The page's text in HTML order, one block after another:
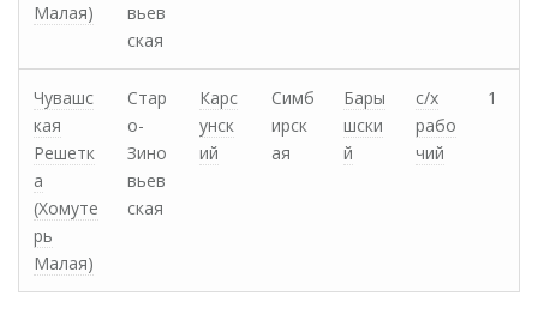
Малая)
вьев
ская
Чувашс
кая
Решетк
а
(Хомуте
рь
Малая)
Стар
о-
Зино
вьев
ская
Карс
унск
ий
Симб
ирск
ая
Бары
шски
й
с/х
рабо
чий
1